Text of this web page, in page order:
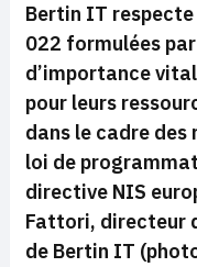
Bertin IT
022 formulées
d’importance
pour leurs
dans le cadre
loi de
directive NIS
Fattori, directeur
de Bertin IT